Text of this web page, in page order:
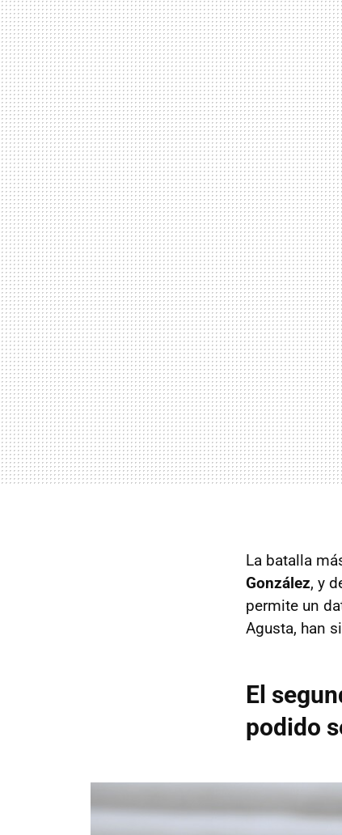
La batalla
González, y
permite un
Agusta, han
El
podido